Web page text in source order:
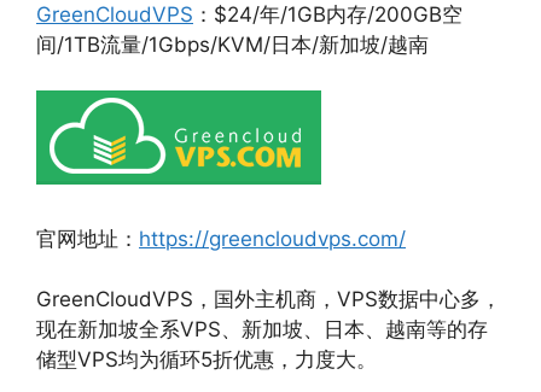
GreenCloudVPS ：$24/年/1GB内存/200GB空
间/1TB流量/1Gbps/KVM/日本/新加坡/越南
官网地址： https://greencloudvps.com/
GreenCloudVPS，国外主机商，VPS数据中心多，
现在新加坡全系VPS、新加坡、日本、越南等的存
储型VPS均为循环5折优惠，力度大。